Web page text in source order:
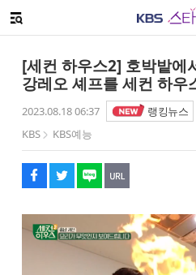
메뉴 열기
[세컨 하우스2] 호박밭에
강레오 셰프를 세컨 하우
2023.08.18 06:37 랭킹뉴스
KBS
KBS예능
페이스북
트위터
네이버
URL복사
글씨 작게보기
글씨 크게보기